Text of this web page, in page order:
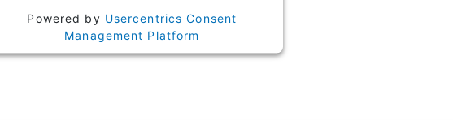
Powered by Usercentrics Consent
Management Platform